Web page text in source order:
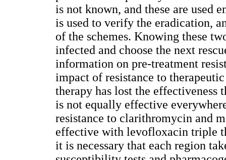
is not known, and these are used
is used to verify the eradication,
of the schemes. Knowing these
infected and choose the next
information on pre-treatment
impact of resistance to
therapy has lost the effectiveness
is not equally effective
resistance to clarithromycin and
effective with levofloxacin triple
it is necessary that each region